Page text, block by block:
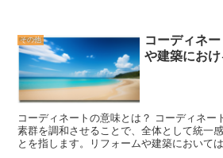
合わせたローンを選ぶことが大切です。ま
受けることもおすすめです。
競売にかけて債務の返済に充てることができます。 抵当
者にとっては債務者の信用力を補完する重
済能力を持っている場合でも、抵当権を設
クを軽減することができます。また、抵当
者は優先的に債務の返済を受けることがで
られます。 一方、債務者にとっては抵当権は負担となります。抵当
権が設定されることで、不動産や財産の売
限されるため、自由な資産運用ができなく
行使された場合、不動産や財産を失うリスクも
その他
コーディネ
や建築にお
コーディネートの意味とは？ コーディネートとは、異なる要素や要
素群を調和させることで、全体として統一
とを指します。リフォームや建築において